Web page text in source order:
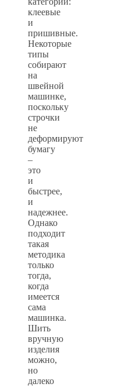
клеевые
и
пришивные.
Некоторые
типы
собирают
на
швейной
машинке,
поскольку
строчки
не
деформируют
бумагу
–
это
и
быстрее,
и
надежнее.
Однако
подходит
такая
методика
только
тогда,
когда
имеется
сама
машинка.
Шить
вручную
изделия
можно,
но
далеко